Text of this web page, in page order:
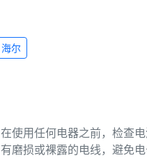
海尔
在使用任何电器之前，检查
有磨损或裸露的电线，避免电